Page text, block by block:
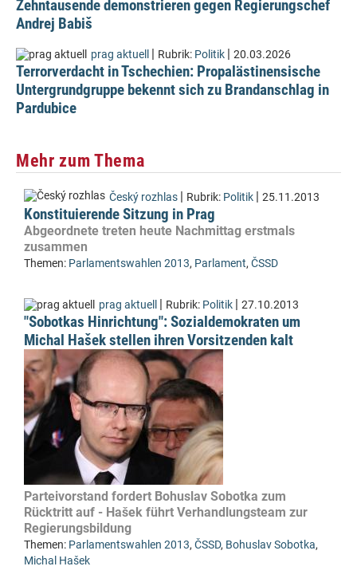
Zehntausende demonstrieren gegen Regierungschef
Andrej Babiš
prag aktuell | Rubrik: Politik | 20.03.2026
Terrorverdacht in Tschechien: Propalästinensische
Untergrundgruppe bekennt sich zu Brandanschlag in
Pardubice
Mehr zum Thema
Český rozhlas | Rubrik: Politik | 25.11.2013
Konstituierende Sitzung in Prag
Abgeordnete treten heute Nachmittag erstmals
zusammen
Themen: Parlamentswahlen 2013, Parlament, ČSSD
prag aktuell | Rubrik: Politik | 27.10.2013
"Sobotkas Hinrichtung": Sozialdemokraten um
Michal Hašek stellen ihren Vorsitzenden kalt
Parteivorstand fordert Bohuslav Sobotka zum
Rücktritt auf - Hašek führt Verhandlungsteam zur
Regierungsbildung
Themen: Parlamentswahlen 2013, ČSSD, Bohuslav Sobotka,
Michal Hašek